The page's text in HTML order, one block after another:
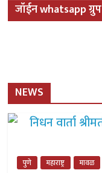
जॉईन whatsapp ग्रुप
NEWS
पुणे महाराष्ट्र मावळ